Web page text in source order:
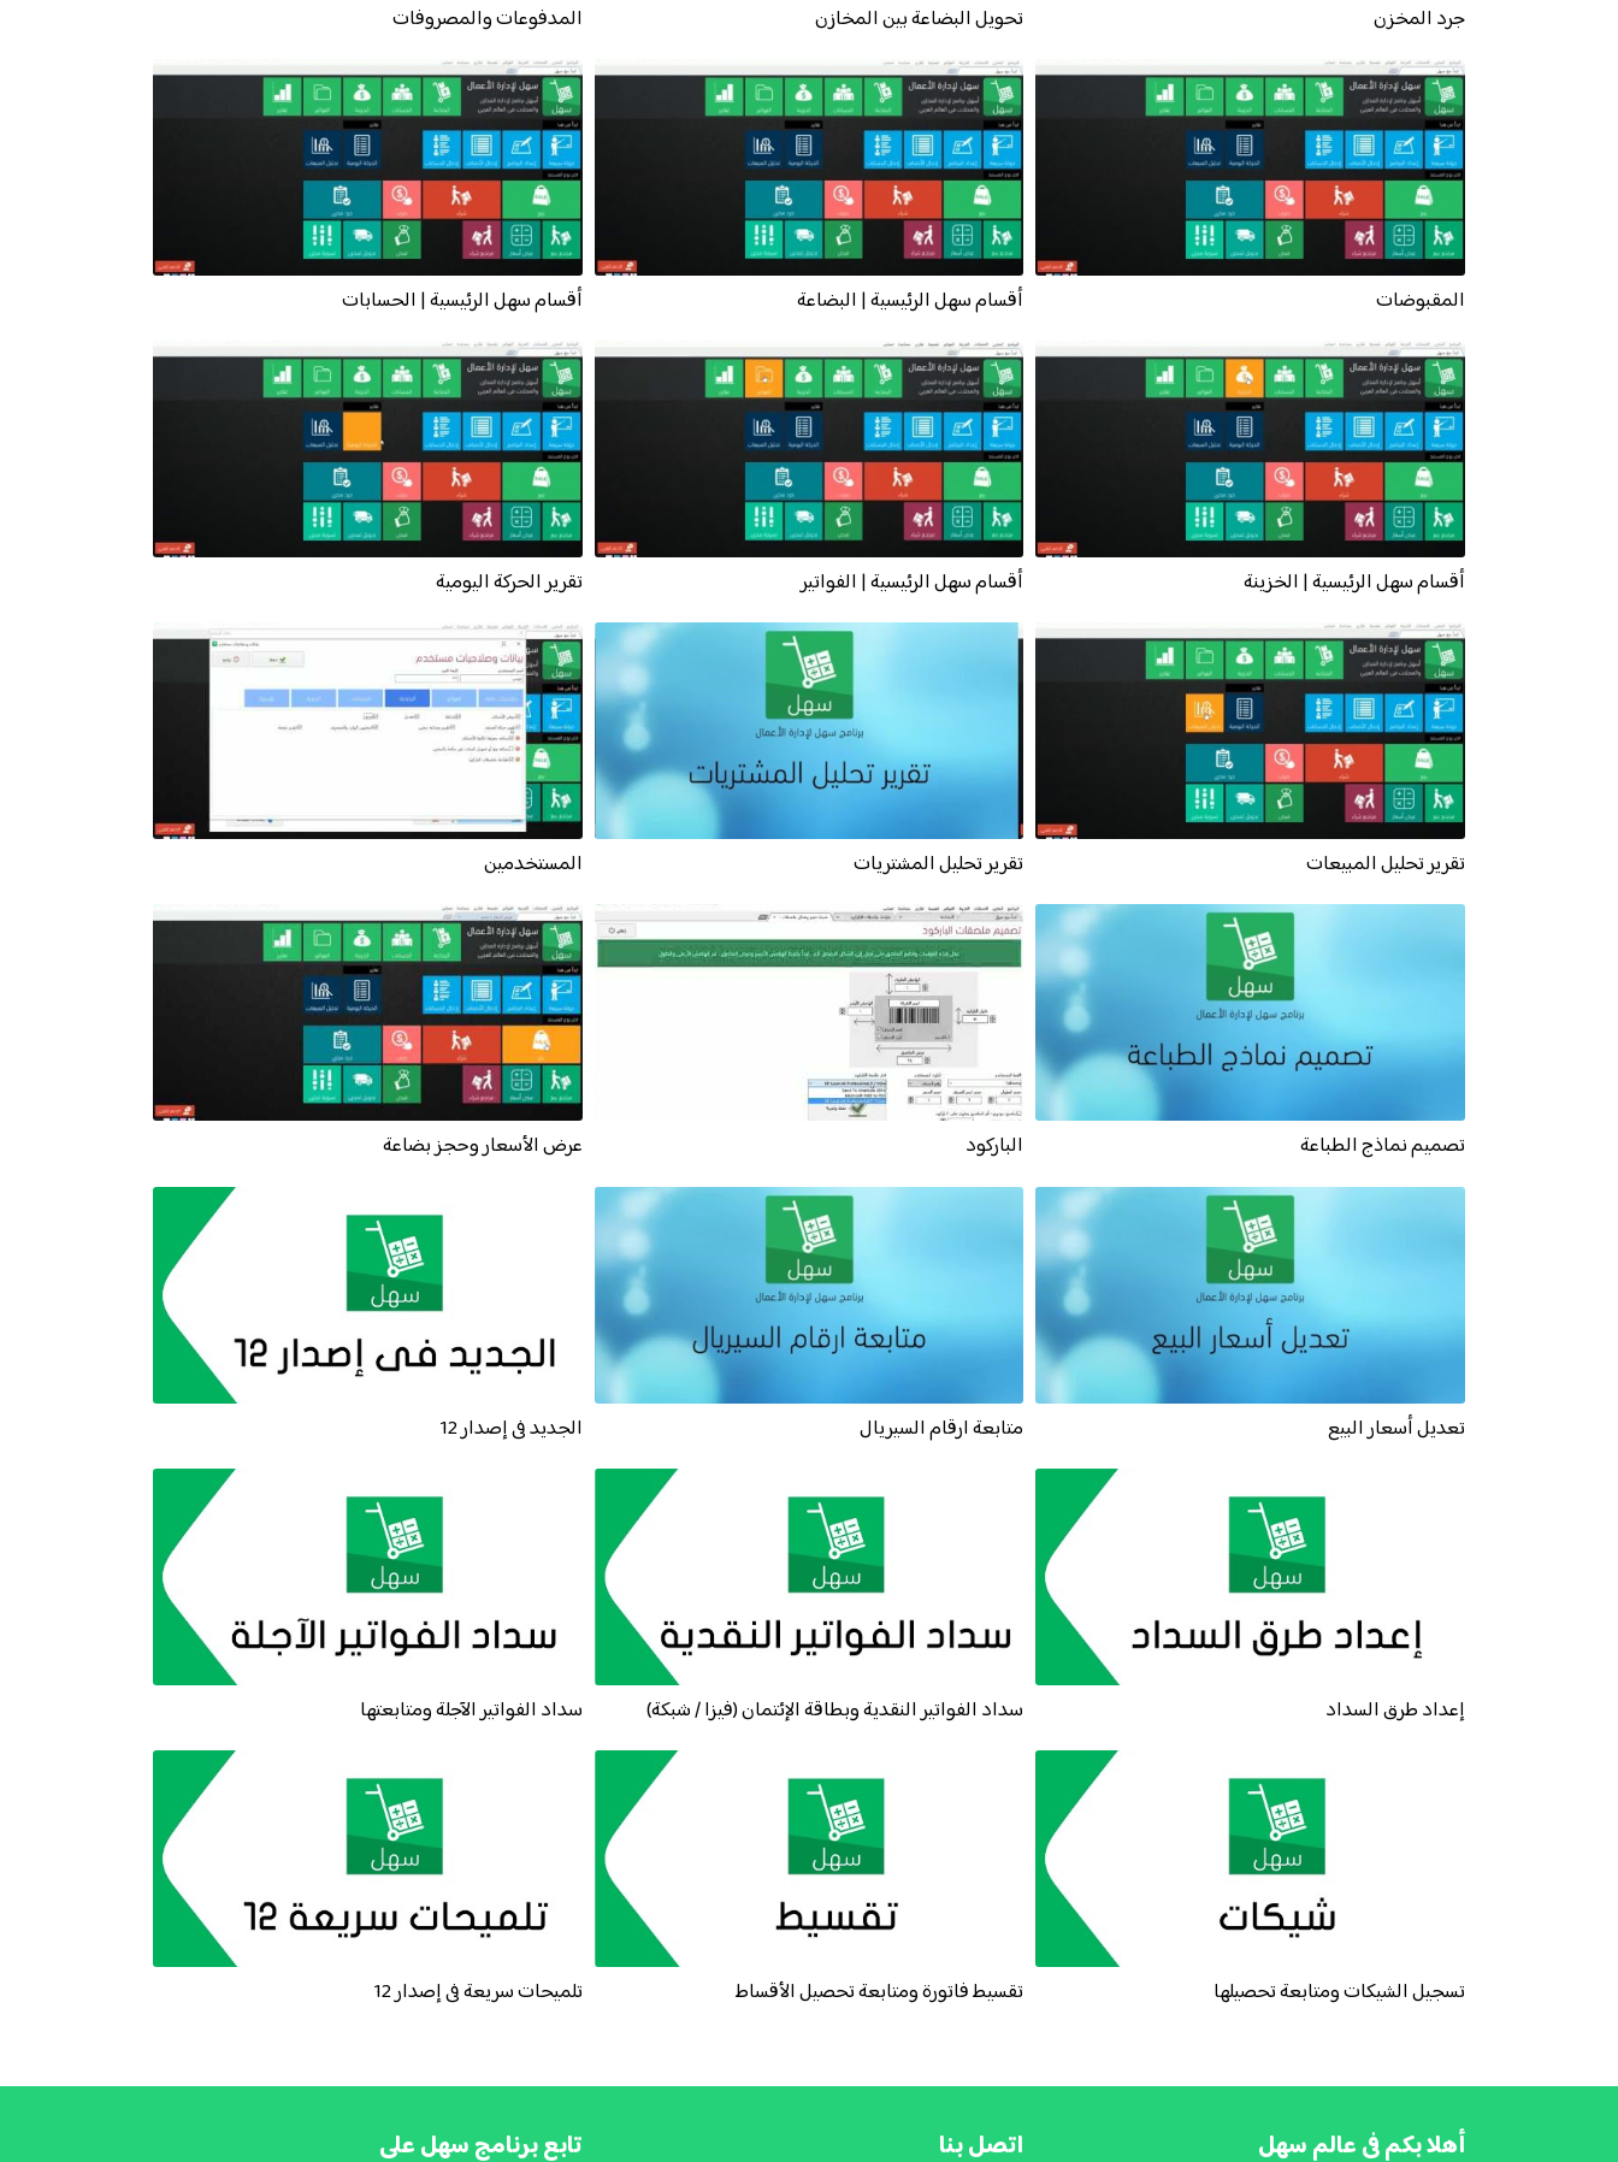
جرد المخزن تحويل البضاعة بين المخازن المدفوعات والمصروفات
المقبوضات أقسام سهل الرئيسية | البضاعة أقسام سهل الرئيسية | الحسابات
أقسام سهل الرئيسية | الخزينة أقسام سهل الرئيسية | الفواتير تقرير الحركة اليومية
تقرير تحليل المبيعات تقرير تحليل المشتريات المستخدمين
تصميم نماذج الطباعة الباركود عرض الأسعار وحجز بضاعة
تعديل أسعار البيع متابعة ارقام السيريال الجديد فى إصدار 12
إعداد طرق السداد سداد الفواتير النقدية وبطاقة الإئتمان (فيزا / شبكة) سداد الفواتير الآجلة ومتابعتها
تسجيل الشيكات ومتابعة تحصيلها تقسيط فاتورة ومتابعة تحصيل الأقساط تلميحات سريعة فى إصدار 12
أهلا بكم فى عالم سهل اتصل بنا تابع برنامج سهل على